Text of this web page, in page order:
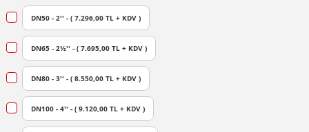
DN50 - 2'' - ( 7.296,00 TL + KDV )
DN65 - 2½'' - ( 7.695,00 TL + KDV )
DN80 - 3'' - ( 8.550,00 TL + KDV )
DN100 - 4'' - ( 9.120,00 TL + KDV )